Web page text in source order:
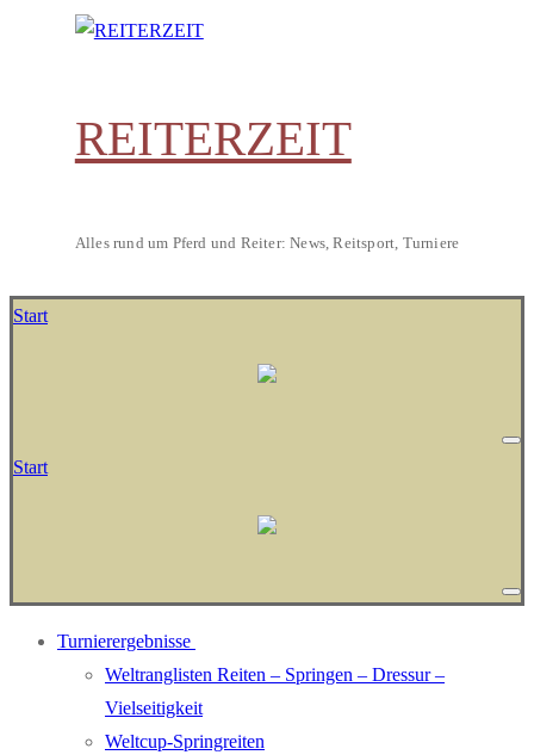
REITERZEIT
Alles rund um Pferd und Reiter: News, Reitsport, Turniere
Start
Start
Turnierergebnisse
Weltranglisten Reiten – Springen – Dressur –
Vielseitigkeit
Weltcup-Springreiten